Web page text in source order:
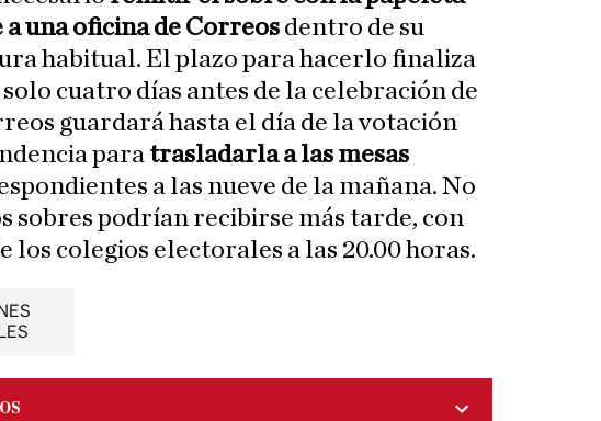
una oficina de Correos dentro de su
habitual. El plazo para hacerlo finaliza
cuatro días antes de la celebración de
guardará hasta el día de la votación
para trasladarla a las mesas
a las nueve de la mañana. No
sobres podrían recibirse más tarde, con
los colegios electorales a las 20.00 horas.